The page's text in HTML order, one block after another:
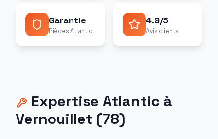
Garantie
Pièces Atlantic
4.9/5
Avis clients
Expertise Atlantic à
Vernouillet (78)